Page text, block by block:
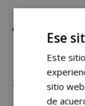
¿Dónde?
MONSTER
Ese
Este
sitio
de